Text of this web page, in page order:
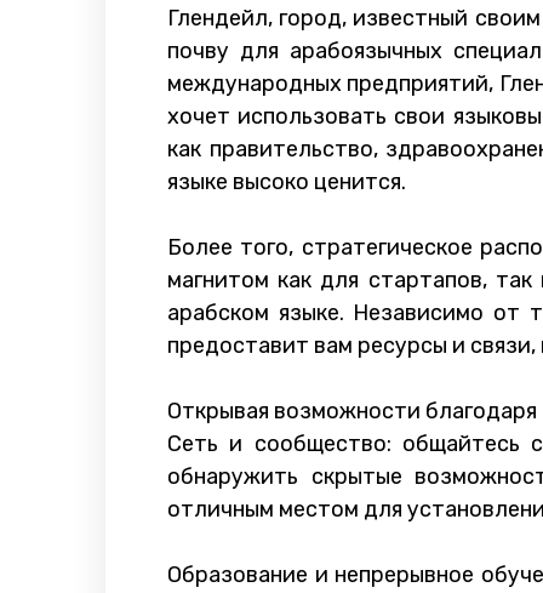
Глендейл, город, известный
почву для арабоязычных
международных предприятий,
хочет использовать свои
как правительство,
языке высоко ценится.
Более того, стратегическое
магнитом как для стартапов,
арабском языке. Независимо от
предоставит вам ресурсы и
Открывая возможности благодаря
Сеть и сообщество: общайтесь
обнаружить скрытые
отличным местом для
Образование и непрерывное